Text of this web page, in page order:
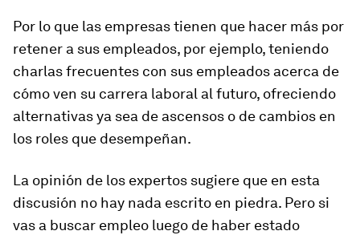
Por lo que las empresas tienen que hacer más por
retener a sus empleados, por ejemplo, teniendo
charlas frecuentes con sus empleados acerca de
cómo ven su carrera laboral al futuro, ofreciendo
alternativas ya sea de ascensos o de cambios en
los roles que desempeñan.
La opinión de los expertos sugiere que en esta
discusión no hay nada escrito en piedra. Pero si
vas a buscar empleo luego de haber estado